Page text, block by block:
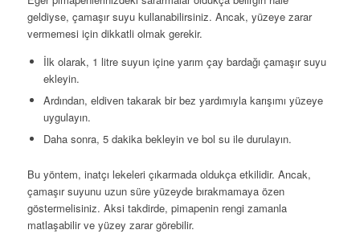
geldiyse, çamaşır suyu kullanabilirsiniz. Ancak, yüzeye zarar
vermemesi için dikkatli olmak gerekir.
İlk olarak, 1 litre suyun içine yarım çay bardağı çamaşır suyu
ekleyin.
Ardından, eldiven takarak bir bez yardımıyla karışımı yüzeye
uygulayın.
Daha sonra, 5 dakika bekleyin ve bol su ile durulayın.
Bu yöntem, inatçı lekeleri çıkarmada oldukça etkilidir. Ancak,
çamaşır suyunu uzun süre yüzeyde bırakmamaya özen
göstermelisiniz. Aksi takdirde, pimapenin rengi zamanla
matlaşabilir ve yüzey zarar görebilir.